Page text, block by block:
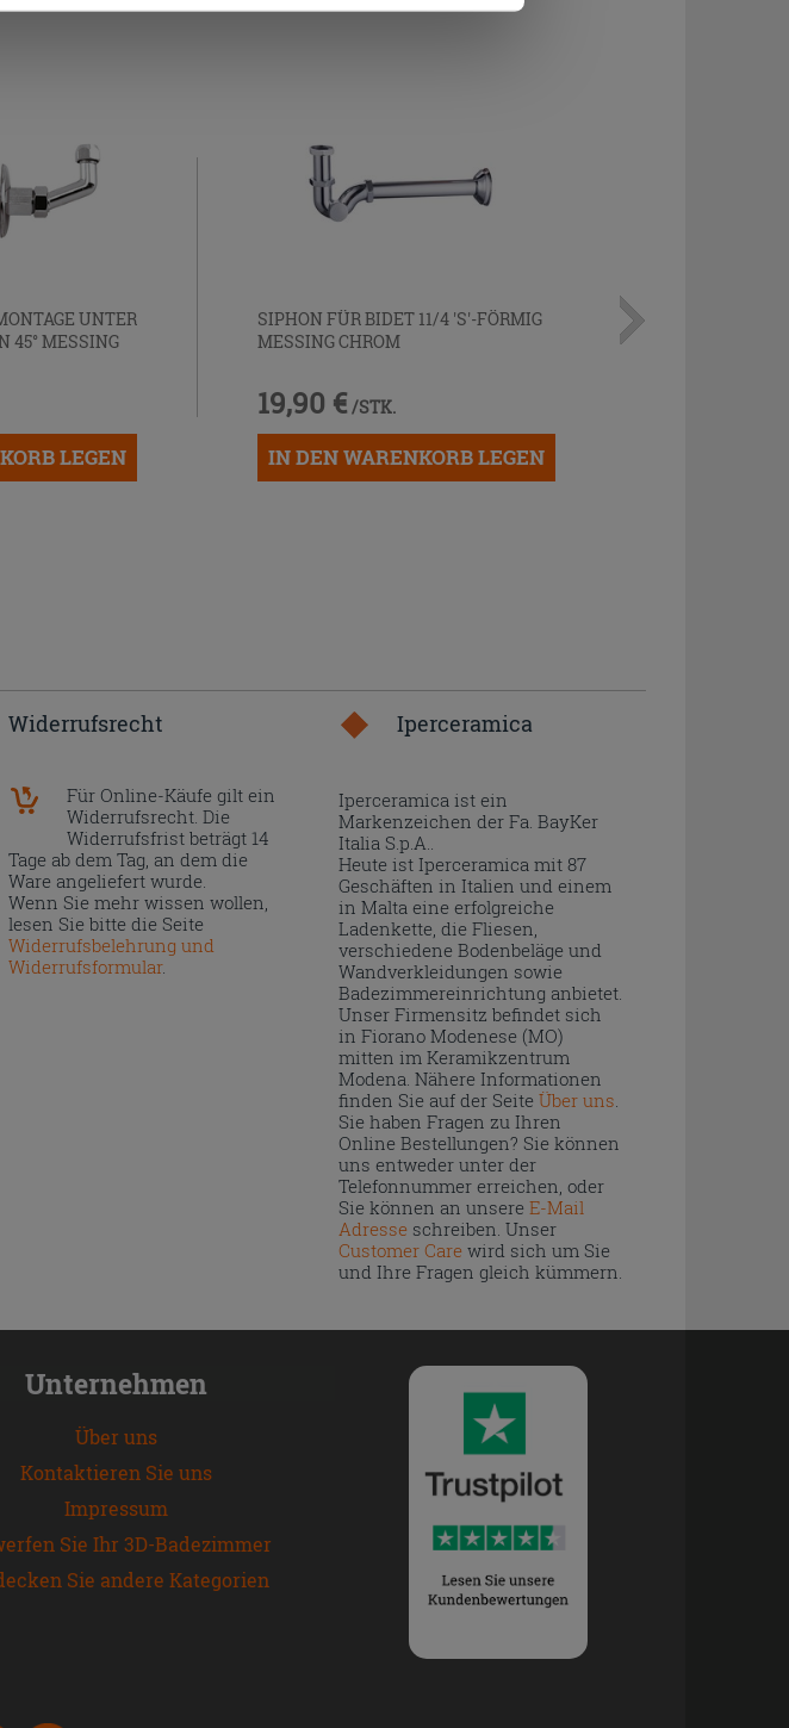
UNTER
45° MESSING
LEGEN
SIPHON FÜR BIDET 11/4 'S'-FÖRMIG
MESSING CHROM
19,90 € /STK.
IN DEN WARENKORB LEGEN
Widerrufsrecht
Für Online-Käufe gilt ein
Widerrufsrecht. Die
Widerrufsfrist beträgt 14
Tage ab dem Tag, an dem die
Ware angeliefert wurde.
Wenn Sie mehr wissen wollen,
lesen Sie bitte die Seite
Widerrufsbelehrung und
Widerrufsformular.
Iperceramica
Iperceramica ist ein
Markenzeichen der Fa. BayKer
Italia S.p.A..
Heute ist Iperceramica mit 87
Geschäften in Italien und einem
in Malta eine erfolgreiche
Ladenkette, die Fliesen,
verschiedene Bodenbeläge und
Wandverkleidungen sowie
Badezimmereinrichtung anbietet.
Unser Firmensitz befindet sich
in Fiorano Modenese (MO)
mitten im Keramikzentrum
Modena. Nähere Informationen
finden Sie auf der Seite Über uns
Sie haben Fragen zu Ihren
Online Bestellungen? Sie können
uns entweder unter der
Telefonnummer erreichen, oder
Sie können an unsere E-Mail
Adresseschreiben. Unser
Customer Carewird sich um Sie
und Ihre Fragen gleich kümmern.
Unternehmen
Über uns
Kontaktieren Sie uns
Impressum
Sie Ihr 3D-Badezimmer
Sie andere Kategorien